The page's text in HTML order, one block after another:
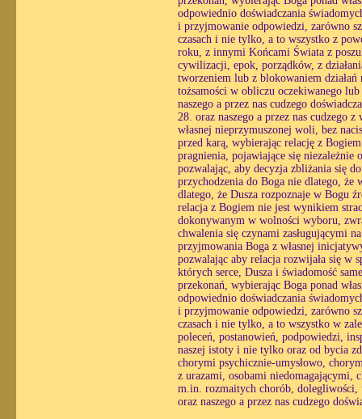
odpowiednio doświadczania
i przyjmowanie odpowiedzi, zarówno
czasach i nie tylko, a to wszystko z
roku, z innymi Końcami Świata z
cywilizacji, epok, porządków, z
tworzeniem lub z blokowaniem
tożsamości w obliczu oczekiwanego
naszego a przez nas cudzego
28. oraz naszego a przez nas cudzego
własnej nieprzymuszonej woli, bez
przed karą, wybierając relację z
pragnienia, pojawiające się
pozwalając, aby decyzja zbliżania się
przychodzenia do Boga nie dlatego, że
dlatego, że Dusza rozpoznaje w Bogu
relacja z Bogiem nie jest wynikiem
dokonywanym w wolności wyboru,
chwalenia się czynami zasługującymi
przyjmowania Boga z własnej
pozwalając aby relacja rozwijała się w
których serce, Dusza i świadomość
przekonań, wybierając Boga ponad
odpowiednio doświadczania
i przyjmowanie odpowiedzi, zarówno
czasach i nie tylko, a to wszystko w
poleceń, postanowień, podpowiedzi,
naszej istoty i nie tylko oraz od bycia
chorymi psychicznie-umysłowo,
z urazami, osobami niedomagającymi,
m.in. rozmaitych chorób, dolegliwości,
oraz naszego a przez nas cudzego